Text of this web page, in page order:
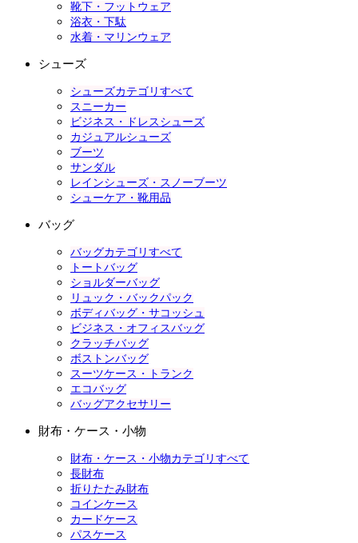
靴下・フットウェア
浴衣・下駄
水着・マリンウェア
シューズ
シューズカテゴリすべて
スニーカー
ビジネス・ドレスシューズ
カジュアルシューズ
ブーツ
サンダル
レインシューズ・スノーブーツ
シューケア・靴用品
バッグ
バッグカテゴリすべて
トートバッグ
ショルダーバッグ
リュック・バックパック
ボディバッグ・サコッシュ
ビジネス・オフィスバッグ
クラッチバッグ
ボストンバッグ
スーツケース・トランク
エコバッグ
バッグアクセサリー
財布・ケース・小物
財布・ケース・小物カテゴリすべて
長財布
折りたたみ財布
コインケース
カードケース
パスケース